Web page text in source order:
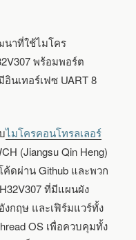
8
ช่อง
ที่
ETHERNET
ได้
นาที่ใช้ไมโคร
พร้อมพอร์ต
นเทอร์เฟซ UART 8
ไมโครคอนโทรลเลอร์
(Jiangsu Qin Heng)
ดผ่าน Github และพวก
ที่มีแผนผัง
กฤษ และเฟิร์มแวร์ทั้ง
OS เพื่อควบคุมทั้ง